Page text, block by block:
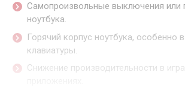
Самопроизвольные выключения или
ноутбука.
Горячий корпус ноутбука, особенно
клавиатуры.
Снижение производительности в